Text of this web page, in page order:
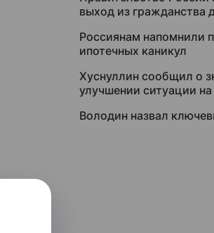
выход из гражданства
Россиянам напомнили
ипотечных каникул
Хуснуллин сообщил о
улучшении ситуации
Володин назвал